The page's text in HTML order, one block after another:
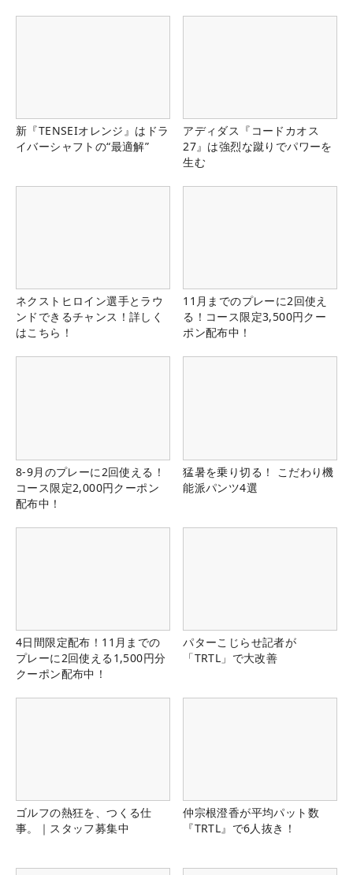
新『TENSEIオレンジ』はドラ
イバーシャフトの“最適解”
アディダス『コードカオス
27』は強烈な蹴りでパワーを
生む
ネクストヒロイン選手とラウ
ンドできるチャンス！詳しく
はこちら！
11月までのプレーに2回使え
る！コース限定3,500円クー
ポン配布中！
8-9月のプレーに2回使える！
コース限定2,000円クーポン
配布中！
猛暑を乗り切る！ こだわり機
能派パンツ4選
4日間限定配布！11月までの
プレーに2回使える1,500円分
クーポン配布中！
パターこじらせ記者が
「TRTL」で大改善
ゴルフの熱狂を、つくる仕
事。｜スタッフ募集中
仲宗根澄香が平均パット数
『TRTL』で6人抜き！